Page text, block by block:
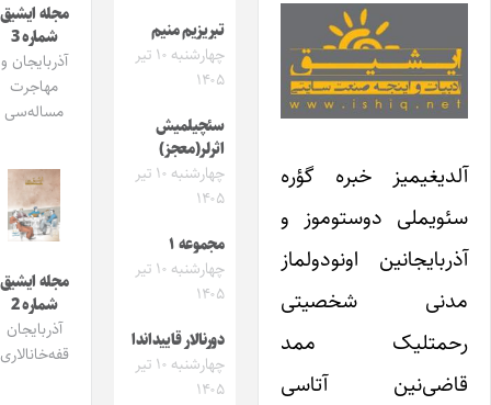
آلدیغیمیز خبره گؤره
سئویملی دوستوموز و
آذربایجانین اونودولماز
مدنی شخصیتی
رحمتلیک ممد
قاضی‌نین آتاسی
تبریزیم منیم
چهارشنبه ۱۰ تیر
۱۴۰۵
سئچیلمیش
اثرلر(معجز)
چهارشنبه ۱۰ تیر
۱۴۰۵
مجموعه ۱
چهارشنبه ۱۰ تیر
۱۴۰۵
دورنالار قاییداندا
چهارشنبه ۱۰ تیر
۱۴۰۵
مجله ایشیق
شماره 3
آذربایجان و
مهاجرت
مساله‌سی
مجله ایشیق
شماره 2
آذربایجان
قفه‌خانالاری